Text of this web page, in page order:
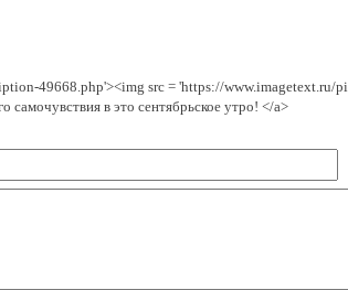
49668.php'><img src = 'https://www.imagetext.ru/
самочувствия в это сентябрьское утро! </a>